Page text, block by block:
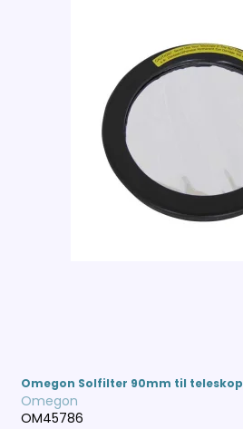
Omegon Solfilter 90mm til teleskop
Omegon
OM45786